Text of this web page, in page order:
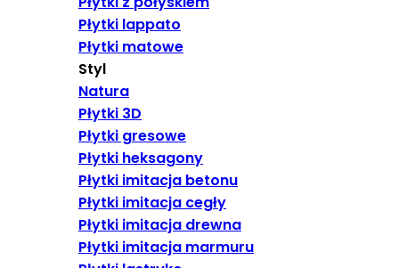
Płytki lappato
Płytki matowe
Styl
Natura
Płytki 3D
Płytki gresowe
Płytki heksagony
Płytki imitacja betonu
Płytki imitacja cegły
Płytki imitacja drewna
Płytki imitacja marmuru